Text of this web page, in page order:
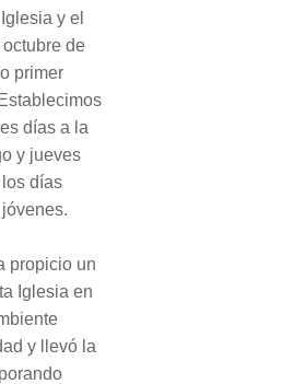
y el
de
primer
días a la
y jueves
días
propicio un
Iglesia en
y llevó la